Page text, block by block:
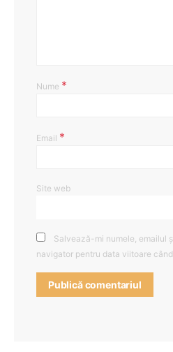
Nume *
Email *
Site web
Salvează-mi numele, emailul
navigator pentru data viitoare